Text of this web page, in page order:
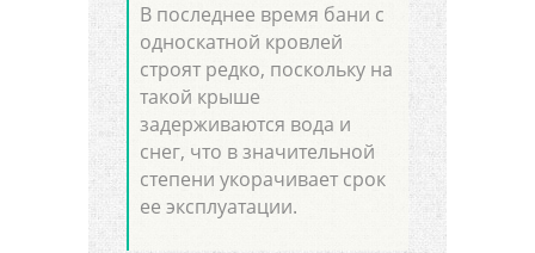
В последнее время бани с
односкатной кровлей
строят редко, поскольку на
такой крыше
задерживаются вода и
снег, что в значительной
степени укорачивает срок
ее эксплуатации.